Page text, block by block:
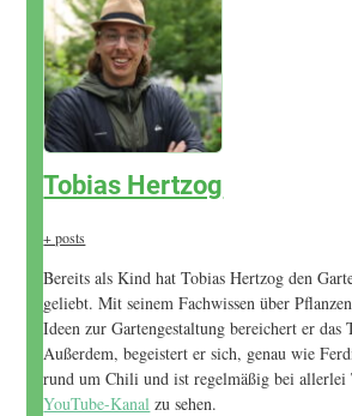
Tobias Hertzog
+ posts
Bereits als Kind hat Tobias Hertzog den
geliebt. Mit seinem Fachwissen über
Ideen zur Gartengestaltung bereichert er das
Außerdem, begeistert er sich, genau wie
rund um Chili und ist regelmäßig bei allerlei
YouTube-Kanal zu sehen.